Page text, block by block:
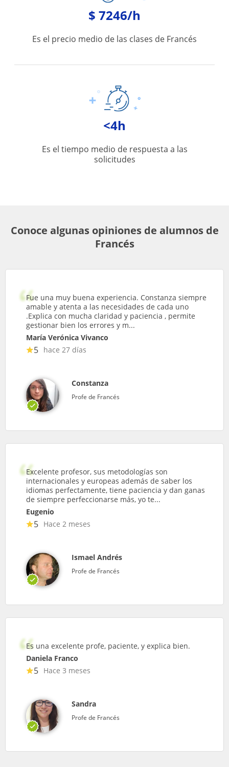
$ 7246/h
Es el precio medio de las clases de Francés
<4h
Es el tiempo medio de respuesta a las
solicitudes
Conoce algunas opiniones de alumnos de
Francés
Fue una muy buena experiencia. Constanza siempre
amable y atenta a las necesidades de cada uno
.Explica con mucha claridad y paciencia , permite
gestionar bien los errores y m...
María Verónica Vivanco
5 hace 27 días
Constanza
Profe de Francés
Excelente profesor, sus metodologías son
internacionales y europeas además de saber los
idiomas perfectamente, tiene paciencia y dan ganas
de siempre perfeccionarse más, yo te...
Eugenio
5 Hace 2 meses
Ismael Andrés
Profe de Francés
Es una excelente profe, paciente, y explica bien.
Daniela Franco
5 Hace 3 meses
Sandra
Profe de Francés